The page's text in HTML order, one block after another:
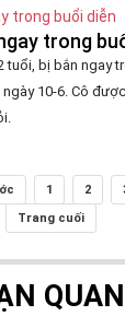
trong
tuổi, bị bắn ngay
10-6. Cô
1 2
Trang cuối